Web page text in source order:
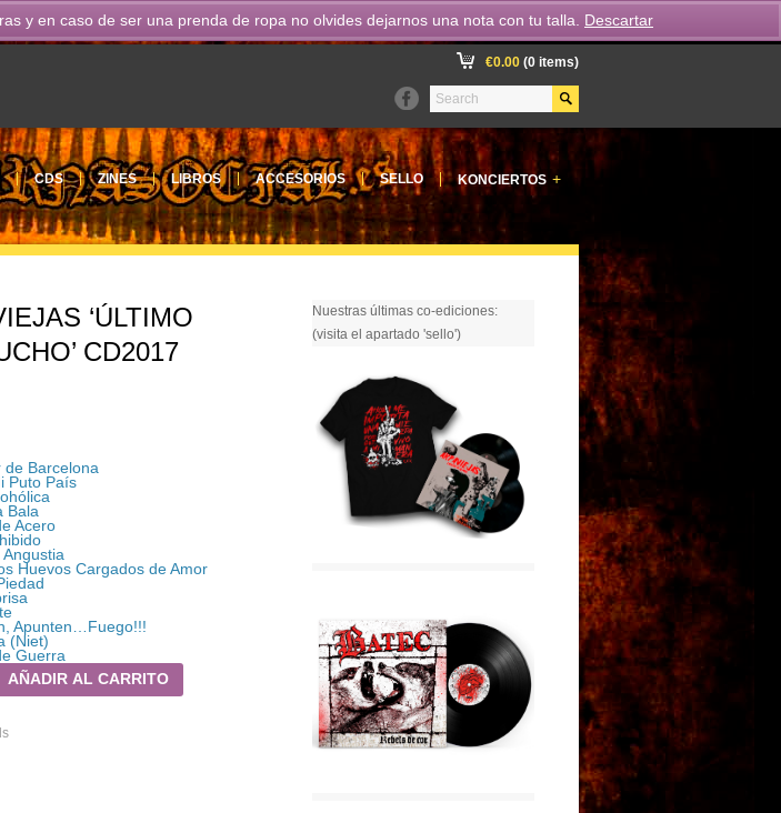
€0.00 (0 items)
CDS ZINES LIBROS ACCESORIOS SELLO KONCIERTOS +
‘ÚLTIMO
CD2017
de Barcelona
Puto País
Bala
Acero
Angustia
Huevos Cargados de Amor
Apunten…Fuego!!!
(Niet)
Guerra
AÑADIR AL CARRITO
Nuestras últimas co-ediciones:
(visita el apartado 'sello')
y en caso de ser una prenda de ropa no olvides dejarnos una nota con tu talla. Descartar